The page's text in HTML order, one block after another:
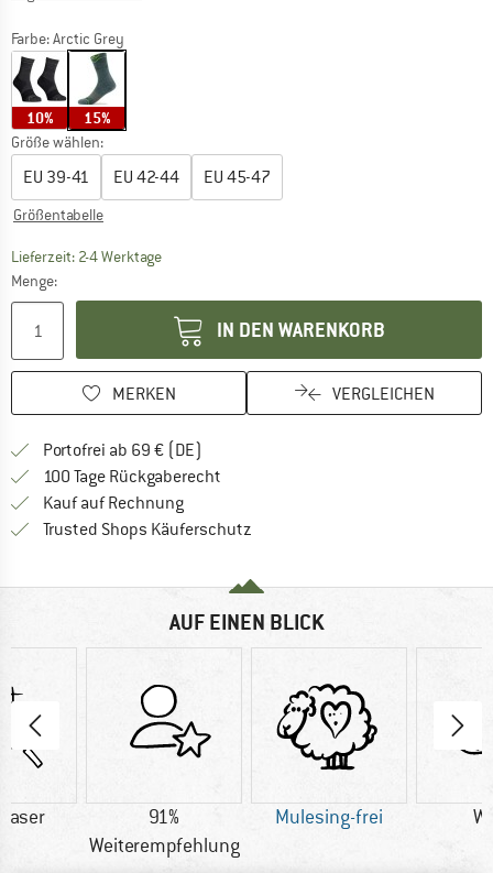
Farbe:Arctic Grey
10% 15%
Größe wählen:
EU 39-41 EU 42-44 EU 45-47
Größentabelle
Lieferzeit: 2-4 WerktageDer Link öffnet sich in einer Infobox und
Menge:
IN DEN WARENKORB
MERKEN VERGLEICHEN
Portofrei ab 69 € (DE)
100 Tage Rückgaberecht
Kauf auf RechnungFinde die Zahlungs-Infos hier! Öffnet
Trusted Shops Käuferschutz
AUF EINEN BLICK
91%
Weiterempfehlung
Mulesing-frei